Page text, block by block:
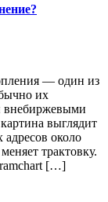
— один из
их
внебиржевыми
выглядит
около
трактовку.
[…]